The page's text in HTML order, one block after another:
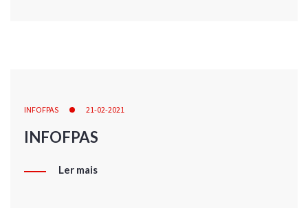
INFOFPAS 21-02-2021
INFOFPAS
Ler mais